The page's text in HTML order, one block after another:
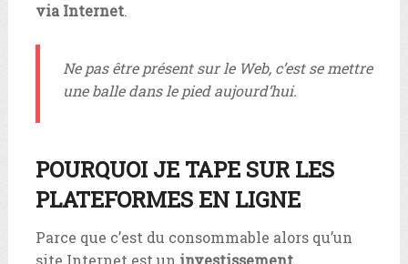
via Internet.
Ne pas être présent sur le Web, c’est se mettre
une balle dans le pied aujourd’hui.
POURQUOI JE TAPE SUR LES
PLATEFORMES EN LIGNE
Parce que c’est du consommable alors qu’un